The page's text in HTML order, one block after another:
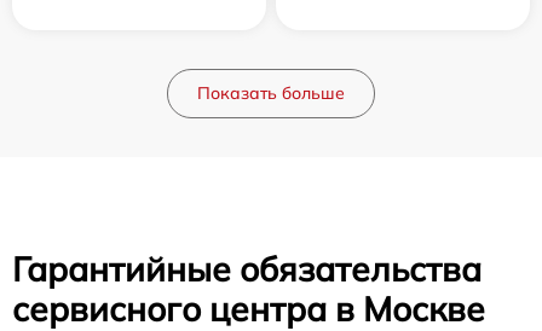
Показать больше
Гарантийные обязательства
сервисного центра в Москве